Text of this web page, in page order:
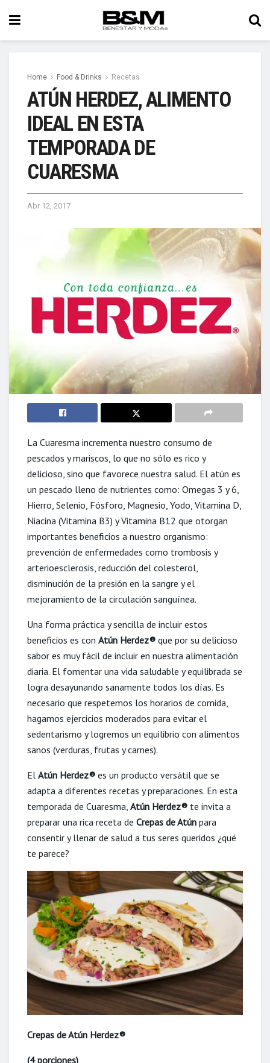
Home Food & Drinks Recetas
ATÚN HERDEZ, ALIMENTO
IDEAL EN ESTA
TEMPORADA DE
CUARESMA
Abr 12, 2017
La Cuaresma incrementa nuestro consumo de
pescados y mariscos, lo que no sólo es rico y
delicioso, sino que favorece nuestra salud. El atún es
un pescado lleno de nutrientes como: Omegas 3 y 6,
Hierro, Selenio, Fósforo, Magnesio, Yodo, Vitamina D,
Niacina (Vitamina B3) y Vitamina B12 que otorgan
importantes beneficios a nuestro organismo:
prevención de enfermedades como trombosis y
arterioesclerosis, reducción del colesterol,
disminución de la presión en la sangre y el
mejoramiento de la circulación sanguínea.
Una forma práctica y sencilla de incluir estos
beneficios es con Atún Herdez® que por su delicioso
sabor es muy fácil de incluir en nuestra alimentación
diaria. El fomentar una vida saludable y equilibrada se
logra desayunando sanamente todos los días. Es
necesario que respetemos los horarios de comida,
hagamos ejercicios moderados para evitar el
sedentarismo y logremos un equilibrio con alimentos
sanos (verduras, frutas y carnes).
El Atún Herdez® es un producto versátil que se
adapta a diferentes recetas y preparaciones. En esta
temporada de Cuaresma, Atún Herdez® te invita a
preparar una rica receta de Crepas de Atún para
consentir y llenar de salud a tus seres queridos ¿qué
te parece?
Crepas de Atún Herdez®
(4 porciones)